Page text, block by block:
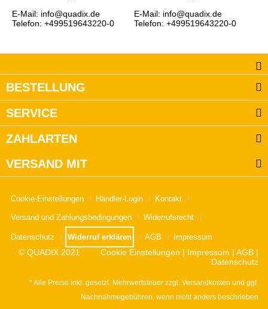
E-Mail: info@quadix.de
Telefon: +499519643220-0
E-Mail: info@quadix.de
Telefon: +499519643220-0
BESTELLUNG
SERVICE
ZAHLARTEN
VERSAND MIT
Cookie-Einstellungen Händler-Login Kontakt
Versand und Zahlungsbedingungen Widerrufsrecht
Datenschutz Widerruf erklären AGB Impressum
© QUADIX 2021 Cookie Einstellungen | Impressum | AGB |
Datenschutz
* Alle Preise inkl. gesetzl. Mehrwertsteuer zzgl. Versandkosten und ggf.
Nachnahmegebühren, wenn nicht anders beschrieben